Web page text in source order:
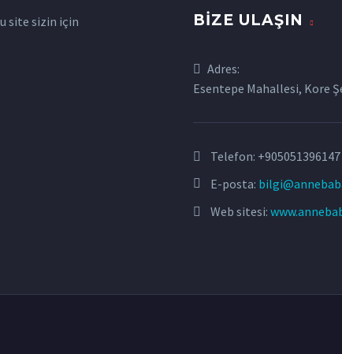
site sizin için BIZE ULAŞIN
Adres:
Esentepe Mahallesi, Kore
Telefon: +905051396147
E-posta:
Web sitesi: